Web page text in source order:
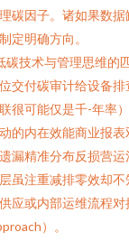
碳因子。诸如果数
定明确方向。
碳技术与管理思维的
交付碳审计给设备
很可能仅是千-年率
的内在效能商业报
漏精准分布反损营
虽注重减排零效却
应或内部运维流程对
）。